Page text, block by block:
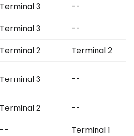
Terminal 3
--
Terminal 3
--
Terminal 2
Terminal 2
Terminal 3 --
Terminal 2
--
--
Terminal 1